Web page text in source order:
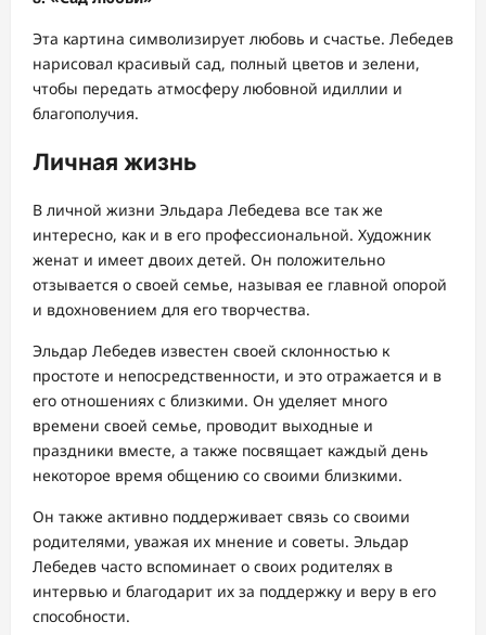
Эта картина символизирует любовь и счастье. Лебедев
нарисовал красивый сад, полный цветов и зелени,
чтобы передать атмосферу любовной идиллии и
благополучия.
Личная жизнь
В личной жизни Эльдара Лебедева все так же
интересно, как и в его профессиональной. Художник
женат и имеет двоих детей. Он положительно
отзывается о своей семье, называя ее главной опорой
и вдохновением для его творчества.
Эльдар Лебедев известен своей склонностью к
простоте и непосредственности, и это отражается и в
его отношениях с близкими. Он уделяет много
времени своей семье, проводит выходные и
праздники вместе, а также посвящает каждый день
некоторое время общению со своими близкими.
Он также активно поддерживает связь со своими
родителями, уважая их мнение и советы. Эльдар
Лебедев часто вспоминает о своих родителях в
интервью и благодарит их за поддержку и веру в его
способности.